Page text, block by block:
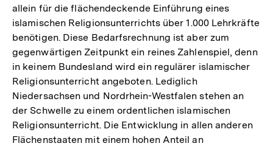
allein für die flächendeckende Einführung eines
islamischen Religionsunterrichts über 1.000 Lehrkräfte
benötigen. Diese Bedarfsrechnung ist aber zum
gegenwärtigen Zeitpunkt ein reines Zahlenspiel, denn
in keinem Bundesland wird ein regulärer islamischer
Religionsunterricht angeboten. Lediglich
Niedersachsen und Nordrhein-Westfalen stehen an
der Schwelle zu einem ordentlichen islamischen
Religionsunterricht. Die Entwicklung in allen anderen
Flächenstaaten mit einem hohen Anteil an